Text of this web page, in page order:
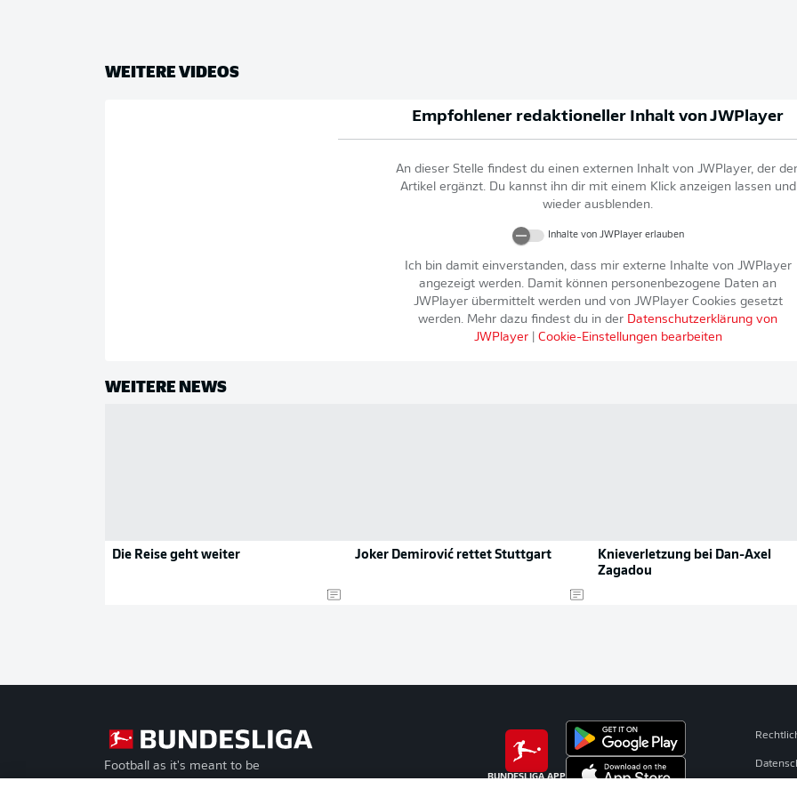
WEITERE VIDEOS
Empfohlener redaktioneller Inhalt vonJWPlayer
An dieser Stelle findest du einen externen Inhalt von JWPlayer, der
Artikel ergänzt. Du kannst ihn dir mit einem Klick anzeigen lassen und
wieder ausblenden.
Inhalte von JWPlayererlauben
Ich bin damit einverstanden, dass mir externe Inhalte von JWPlayer
angezeigt werden. Damit können personenbezogene Daten an
JWPlayerübermittelt werden und von JWPlayerCookies gesetzt
werden. Mehr dazu findest du in der Datenschutzerklärung von
JWPlayer| Cookie-Einstellungen bearbeiten
WEITERE NEWS
Die Reise geht weiter Joker Demirović rettet Stuttgart
Knieverletzung bei Dan-Axel
Zagadou
Football as it's meant to be
BUNDESLIGA APP